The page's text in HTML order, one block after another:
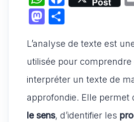
h
at
s
A
p
p
a
e
b
o
o
k
M
st
o
d
o
n
ta
g
er
L’analyse de texte est
utilisée pour comprendre
interpréter un texte de
approfondie. Elle permet
le sens, d’identifier les